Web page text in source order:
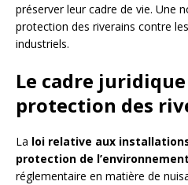
préserver leur cadre de vie. Une
protection des riverains contre
industriels.
Le cadre
protection des
La loi relative aux
protection de l’environnement
réglementaire en matière de